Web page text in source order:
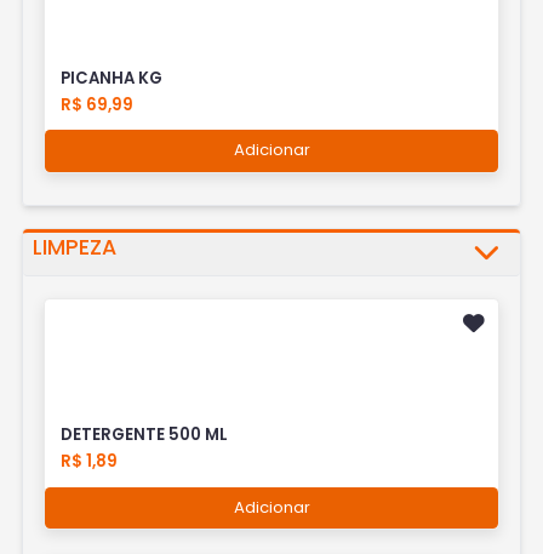
PICANHA KG
R$ 69,99
Adicionar
LIMPEZA
DETERGENTE 500 ML
R$ 1,89
Adicionar